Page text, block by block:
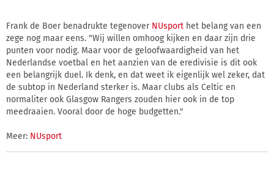
Frank de Boer benadrukte tegenover NUsport het belang van een
zege nog maar eens. "Wij willen omhoog kijken en daar zijn drie
punten voor nodig. Maar voor de geloofwaardigheid van het
Nederlandse voetbal en het aanzien van de eredivisie is dit ook
een belangrijk duel. Ik denk, en dat weet ik eigenlijk wel zeker, dat
de subtop in Nederland sterker is. Maar clubs als Celtic en
normaliter ook Glasgow Rangers zouden hier ook in de top
meedraaien. Vooral door de hoge budgetten."
Meer: NUsport